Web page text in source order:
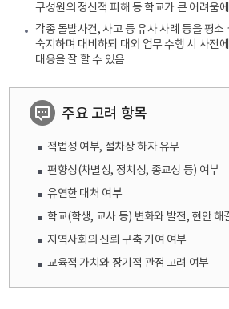
구성원의 정신적 피해 등 학교가 큰 어려움
각종 돌발사건, 사고 등 유사 사례 등을 평소
숙지하며 대비하되 대외 업무 수행 시 사전
대응을 잘 할 수 있음
주요 고려 항목
적법성 여부, 절차상 하자 유무
편향성(차별성, 정치성, 종교성 등) 여부
유연한 대처 여부
학교(학생, 교사 등) 변화와 발전, 현안 해
지역사회의 신뢰 구축 기여 여부
교육적 가치와 장기적 관점 고려 여부